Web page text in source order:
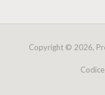
Copyright © 2026,